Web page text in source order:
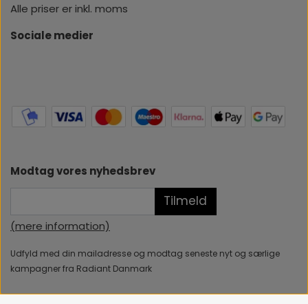
Alle priser er inkl. moms
Sociale medier
Modtag vores nyhedsbrev
Tilmeld
(mere information)
Udfyld med din mailadresse og modtag seneste nyt og særlige
kampagner fra Radiant Danmark